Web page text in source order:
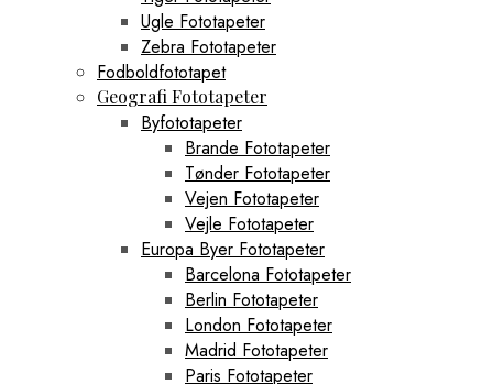
Ugle Fototapeter
Zebra Fototapeter
Fodboldfototapet
Geografi Fototapeter
Byfototapeter
Brande Fototapeter
Tønder Fototapeter
Vejen Fototapeter
Vejle Fototapeter
Europa Byer Fototapeter
Barcelona Fototapeter
Berlin Fototapeter
London Fototapeter
Madrid Fototapeter
Paris Fototapeter